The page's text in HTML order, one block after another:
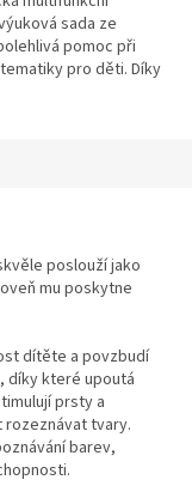
sada ze
pomoc při
pro děti. Díky
poslouží jako
mu poskytne
dítěte a povzbudí
díky které upoutá
prsty a
tvary.
barev,